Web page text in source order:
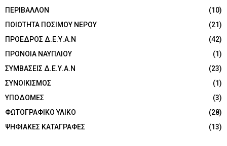
ΠΕΡΙΒΑΛΛΟΝ
(10)
ΠΟΙΟΤΗΤΑ ΠΟΣΙΜΟΥ ΝΕΡΟΥ
(21)
ΠΡΟΕΔΡΟΣ Δ.Ε.Υ.Α.Ν
(42)
ΠΡΟΝΟΙΑ ΝΑΥΠΛΙΟΥ
(1)
ΣΥΜΒΑΣΕΙΣ Δ.Ε.Υ.Α.Ν
(23)
ΣΥΝΟΙΚΙΣΜΟΣ
(1)
ΥΠΟΔΟΜΕΣ
(3)
ΦΩΤΟΓΡΑΦΙΚΟ ΥΛΙΚΟ
(28)
ΨΗΦΙΑΚΕΣ ΚΑΤΑΓΡΑΦΕΣ
(13)